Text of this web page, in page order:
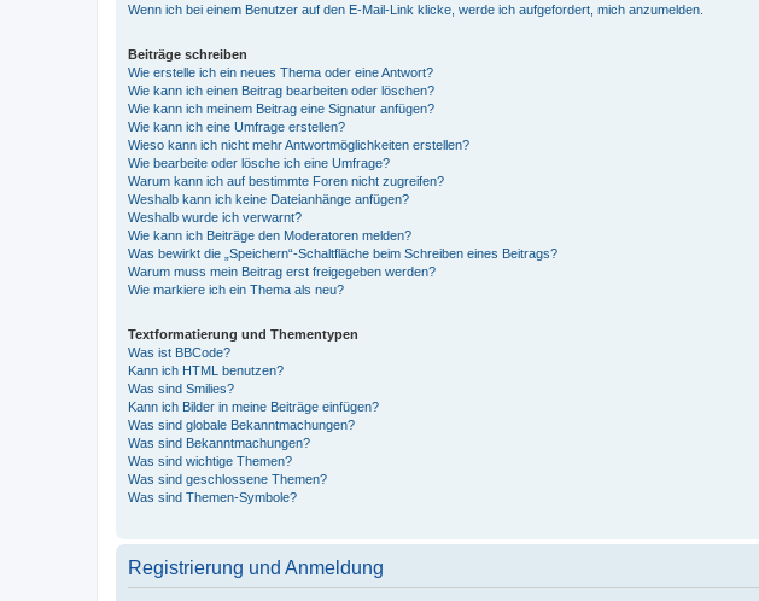
Wenn ich bei einem Benutzer auf den E-Mail-Link klicke, werde ich aufgefordert, mich anzumelden.
Beiträge schreiben
Wie erstelle ich ein neues Thema oder eine Antwort?
Wie kann ich einen Beitrag bearbeiten oder löschen?
Wie kann ich meinem Beitrag eine Signatur anfügen?
Wie kann ich eine Umfrage erstellen?
Wieso kann ich nicht mehr Antwortmöglichkeiten erstellen?
Wie bearbeite oder lösche ich eine Umfrage?
Warum kann ich auf bestimmte Foren nicht zugreifen?
Weshalb kann ich keine Dateianhänge anfügen?
Weshalb wurde ich verwarnt?
Wie kann ich Beiträge den Moderatoren melden?
Was bewirkt die „Speichern“-Schaltfläche beim Schreiben eines Beitrags?
Warum muss mein Beitrag erst freigegeben werden?
Wie markiere ich ein Thema als neu?
Textformatierung und Thementypen
Was ist BBCode?
Kann ich HTML benutzen?
Was sind Smilies?
Kann ich Bilder in meine Beiträge einfügen?
Was sind globale Bekanntmachungen?
Was sind Bekanntmachungen?
Was sind wichtige Themen?
Was sind geschlossene Themen?
Was sind Themen-Symbole?
Registrierung und Anmeldung